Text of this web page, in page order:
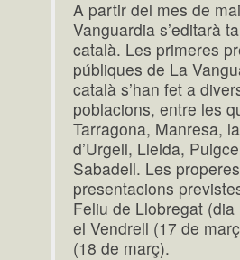
A partir del mes de
Vanguardia s’editarà
català. Les primeres
públiques de La
català s’han fet a
poblacions, entre les
Tarragona, Manresa,
d’Urgell, Lleida,
Sabadell. Les properes
presentacions
Feliu de Llobregat
el Vendrell (17 de
(18 de març).